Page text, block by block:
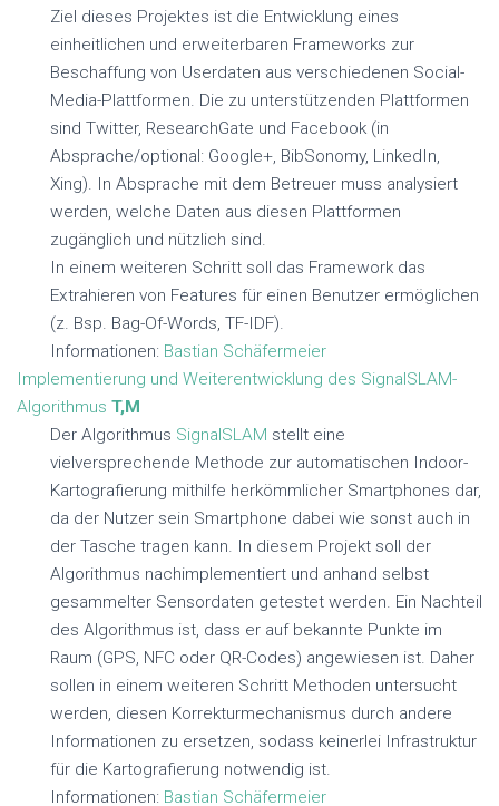
Ziel dieses Projektes ist die Entwicklung eines
einheitlichen und erweiterbaren Frameworks zur
Beschaffung von Userdaten aus verschiedenen Social-
Media-Plattformen. Die zu unterstützenden Plattformen
sind Twitter, ResearchGate und Facebook (in
Absprache/optional: Google+, BibSonomy, LinkedIn,
Xing). In Absprache mit dem Betreuer muss analysiert
werden, welche Daten aus diesen Plattformen
zugänglich und nützlich sind.
In einem weiteren Schritt soll das Framework das
Extrahieren von Features für einen Benutzer ermöglichen
(z. Bsp. Bag-Of-Words, TF-IDF).
Informationen: Bastian Schäfermeier
Implementierung und Weiterentwicklung des SignalSLAM-
Algorithmus T,M
Der Algorithmus SignalSLAM stellt eine
vielversprechende Methode zur automatischen Indoor-
Kartografierung mithilfe herkömmlicher Smartphones dar,
da der Nutzer sein Smartphone dabei wie sonst auch in
der Tasche tragen kann. In diesem Projekt soll der
Algorithmus nachimplementiert und anhand selbst
gesammelter Sensordaten getestet werden. Ein Nachteil
des Algorithmus ist, dass er auf bekannte Punkte im
Raum (GPS, NFC oder QR-Codes) angewiesen ist. Daher
sollen in einem weiteren Schritt Methoden untersucht
werden, diesen Korrekturmechanismus durch andere
Informationen zu ersetzen, sodass keinerlei Infrastruktur
für die Kartografierung notwendig ist.
Informationen: Bastian Schäfermeier